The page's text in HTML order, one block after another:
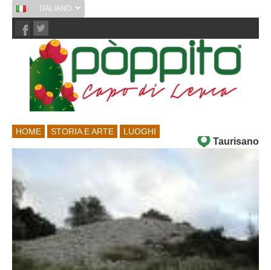
ITALIANO
HOME STORIA E ARTE LUOGHI
Taurisano